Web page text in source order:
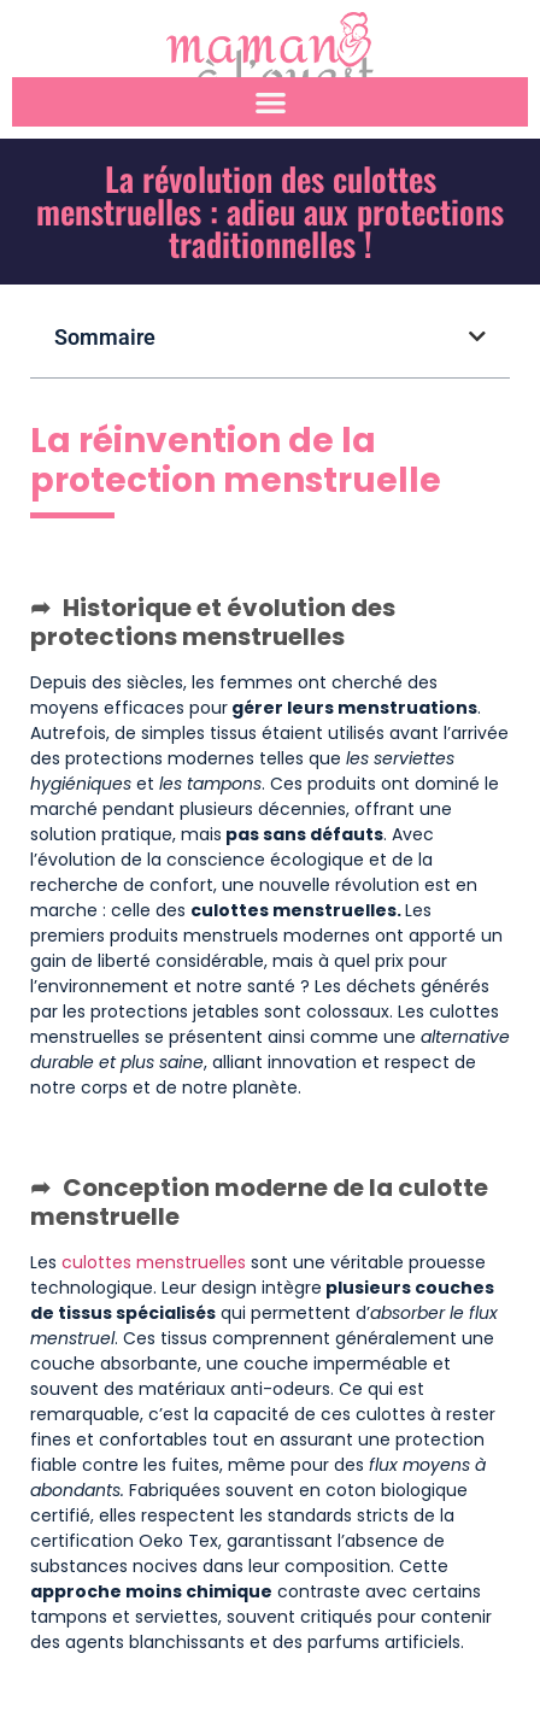
La révolution des culottes
menstruelles : adieu aux protections
traditionnelles !
Sommaire
La réinvention de la
protection menstruelle
Historique et évolution des
protections menstruelles
Depuis des siècles, les femmes ont cherché des
moyens efficaces pour gérer leurs menstruations.
Autrefois, de simples tissus étaient utilisés avant l’arrivée
des protections modernes telles que les serviettes
hygiéniques et les tampons. Ces produits ont dominé le
marché pendant plusieurs décennies, offrant une
solution pratique, mais pas sans défauts. Avec
l’évolution de la conscience écologique et de la
recherche de confort, une nouvelle révolution est en
marche : celle des culottes menstruelles.Les
premiers produits menstruels modernes ont apporté un
gain de liberté considérable, mais à quel prix pour
l’environnement et notre santé ? Les déchets générés
par les protections jetables sont colossaux. Les culottes
menstruelles se présentent ainsi comme une alternative
durable et plus saine, alliant innovation et respect de
notre corps et de notre planète.
Conception moderne de la culotte
menstruelle
Les culottes menstruelles sont une véritable prouesse
technologique. Leur design intègre plusieurs couches
de tissus spécialisés qui permettent d’absorber le flux
menstruel. Ces tissus comprennent généralement une
couche absorbante, une couche imperméable et
souvent des matériaux anti-odeurs. Ce qui est
remarquable, c’est la capacité de ces culottes à rester
fines et confortables tout en assurant une protection
fiable contre les fuites, même pour des flux moyens à
abondants. Fabriquées souvent en coton biologique
certifié, elles respectent les standards stricts de la
certification Oeko Tex, garantissant l’absence de
substances nocives dans leur composition. Cette
approche moins chimique contraste avec certains
tampons et serviettes, souvent critiqués pour contenir
des agents blanchissants et des parfums artificiels.